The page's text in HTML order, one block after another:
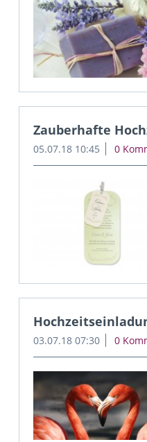
Zauberhafte
05.07.18 10:45 0
03.07.18 07:30 0